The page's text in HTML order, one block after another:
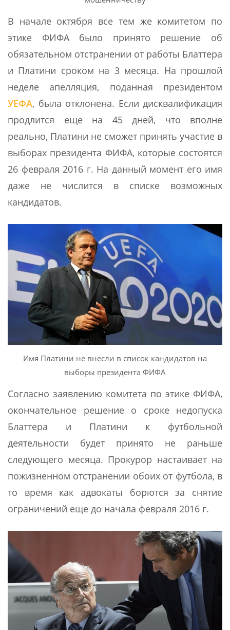
В начале октября все тем же комитетом по
этике ФИФА было принято решение об
обязательном отстранении от работы Блаттера
и Платини сроком на 3 месяца. На прошлой
неделе апелляция, поданная президентом
УЕФА, была отклонена. Если дисквалификация
продлится еще на 45 дней, что вполне
реально, Платини не сможет принять участие в
выборах президента ФИФА, которые состоятся
26 февраля 2016 г. На данный момент его имя
даже не числится в списке возможных
кандидатов.
Имя Платини не внесли в список кандидатов на
выборы президента ФИФА
Согласно заявлению комитета по этике ФИФА,
окончательное решение о сроке недопуска
Блаттера и Платини к футбольной
деятельности будет принято не раньше
следующего месяца. Прокурор настаивает на
пожизненном отстранении обоих от футбола, в
то время как адвокаты борются за снятие
ограничений еще до начала февраля 2016 г.